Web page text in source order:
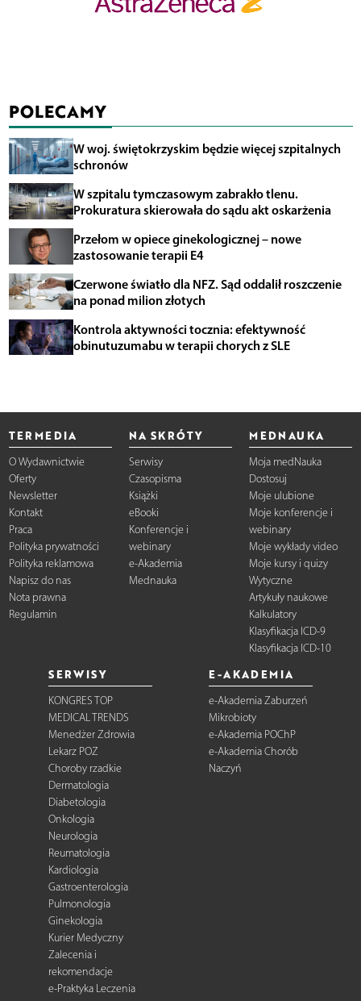
POLECAMY
W woj. świętokrzyskim będzie więcej szpitalnych
schronów
W szpitalu tymczasowym zabrakło tlenu.
Prokuratura skierowała do sądu akt oskarżenia
Przełom w opiece ginekologicznej – nowe
zastosowanie terapii E4
Czerwone światło dla NFZ. Sąd oddalił roszczenie
na ponad milion złotych
Kontrola aktywności tocznia: efektywność
obinutuzumabu w terapii chorych z SLE
TERMEDIA
O Wydawnictwie
Oferty
Newsletter
Kontakt
Praca
Polityka prywatności
Polityka reklamowa
Napisz do nas
Nota prawna
Regulamin
NA SKRÓTY
Serwisy
Czasopisma
Książki
eBooki
Konferencje i
webinary
e-Akademia
Mednauka
MEDNAUKA
Moja medNauka
Dostosuj
Moje ulubione
Moje konferencje i
webinary
Moje wykłady video
Moje kursy i quizy
Wytyczne
Artykuły naukowe
Kalkulatory
Klasyfikacja ICD-9
Klasyfikacja ICD-10
SERWISY
KONGRES TOP
MEDICAL TRENDS
Menedżer Zdrowia
Lekarz POZ
Choroby rzadkie
Dermatologia
Diabetologia
Onkologia
Neurologia
Reumatologia
Kardiologia
Gastroenterologia
Pulmonologia
Ginekologia
Kurier Medyczny
Zalecenia i
rekomendacje
e-Praktyka Leczenia
E-AKADEMIA
e-Akademia Zaburzeń
Mikrobioty
e-Akademia POChP
e-Akademia Chorób
Naczyń